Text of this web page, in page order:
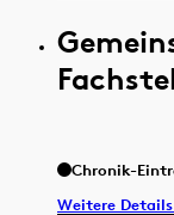
Chronik-
Weitere